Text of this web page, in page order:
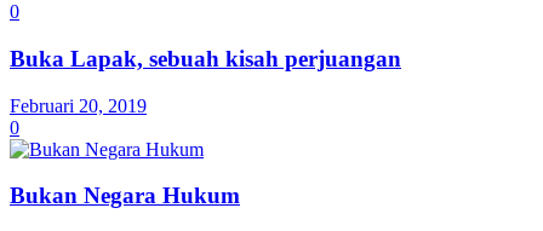
0
Buka Lapak, sebuah kisah perjuangan
Februari 20, 2019
0
Bukan Negara Hukum